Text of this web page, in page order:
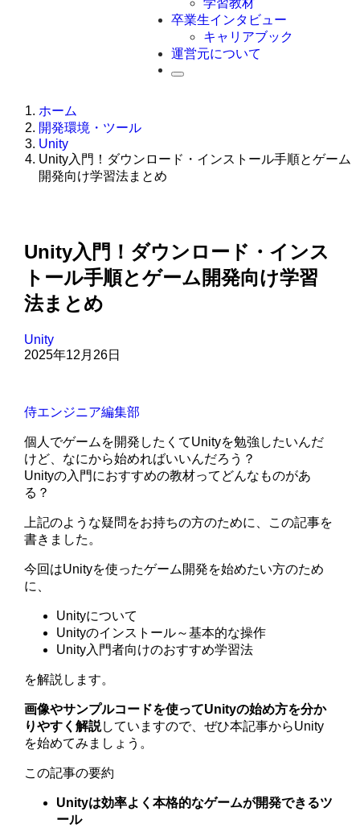
学習教材
卒業生インタビュー
キャリアブック
運営元について
ホーム
開発環境・ツール
Unity
Unity入門！ダウンロード・インストール手順とゲーム
開発向け学習法まとめ
Unity入門！ダウンロード・インス
トール手順とゲーム開発向け学習
法まとめ
Unity
2025年12月26日
侍エンジニア編集部
個人でゲームを開発したくてUnityを勉強したいんだ
けど、なにから始めればいいんだろう？
Unityの入門におすすめの教材ってどんなものがあ
る？
上記のような疑問をお持ちの方のために、この記事を
書きました。
今回はUnityを使ったゲーム開発を始めたい方のため
に、
Unityについて
Unityのインストール～基本的な操作
Unity入門者向けのおすすめ学習法
を解説します。
画像やサンプルコードを使ってUnityの始め方を分か
りやすく解説していますので、ぜひ本記事からUnity
を始めてみましょう。
この記事の要約
Unityは効率よく本格的なゲームが開発できるツ
ール